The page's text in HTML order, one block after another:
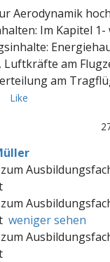
Aerodynamik
Im Kapitel 1-
Luftkräfte am
am
Like
weniger sehen